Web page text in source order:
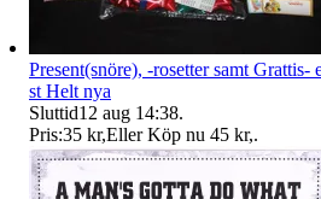
Present(snöre), -rosetter samt
st Helt nya
Sluttid12 aug 14:38.
Pris:35 kr,Eller Köp nu 45 kr,.